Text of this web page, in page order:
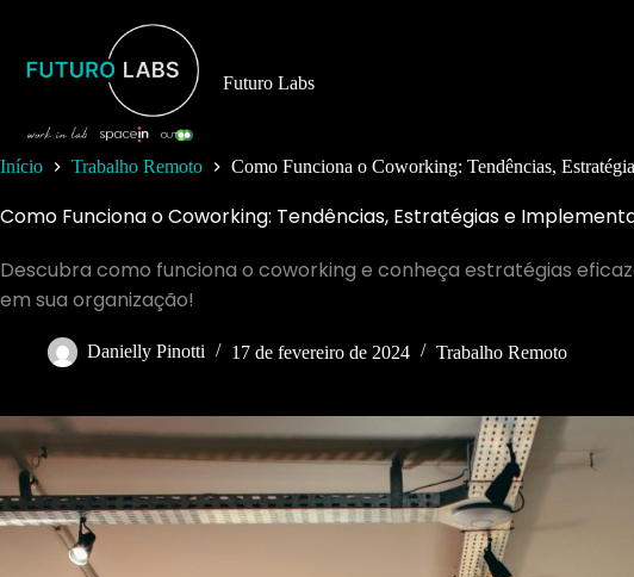
conteúdo
Futuro Labs
Início Trabalho Remoto Como Funciona o Coworking: Tendências,
Como Funciona o Coworking: Tendências, Estratégias e
Descubra como funciona o coworking e conheça estratégias
em sua organização!
Danielly Pinotti 17 de fevereiro de 2024 Trabalho Remoto